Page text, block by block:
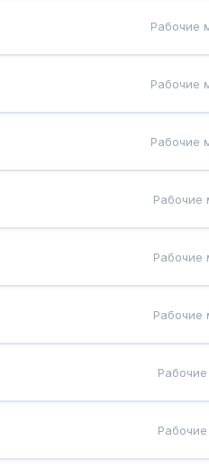
Рабочие
Рабочие
Рабочие
Рабочие
Рабочие
Рабочие